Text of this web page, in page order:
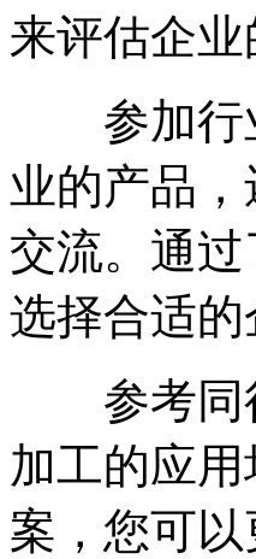
来评估企
参加行业
业的产品
交流。通
选择合适
参考同行
加工的应
案，您可